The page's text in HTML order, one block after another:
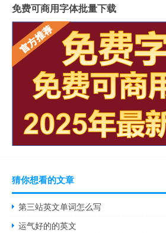
免费可商用字体批量下载
猜你想看的文章
第三站英文单词怎么写
运气好的的英文